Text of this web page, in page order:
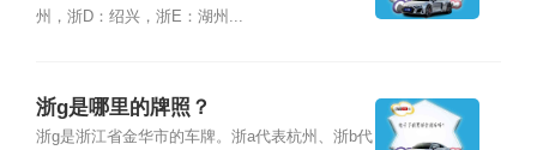
州，浙D：绍兴，浙E：湖州...
浙g是哪里的牌照？
浙g是浙江省金华市的车牌。浙a代表杭州、浙b代